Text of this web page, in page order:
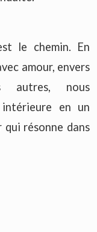
le chemin. En
amour, envers
autres, nous
en un
résonne dans